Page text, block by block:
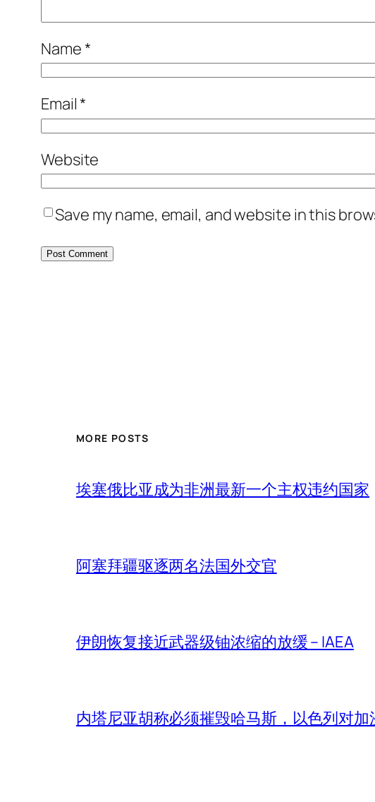
Name*
Email*
Website
Save my name, email, and website in this
MORE POSTS
埃塞俄比亚成为非洲最新一个主权违约国家
阿塞拜疆驱逐两名法国外交官
伊朗恢复接近武器级铀浓缩的放缓 – IAEA
内塔尼亚胡称必须摧毁哈马斯，以色列对